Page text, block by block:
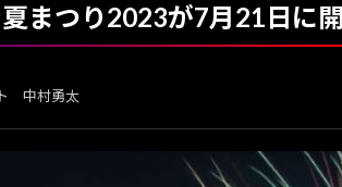
まつり2023が7月21日に
中村勇太